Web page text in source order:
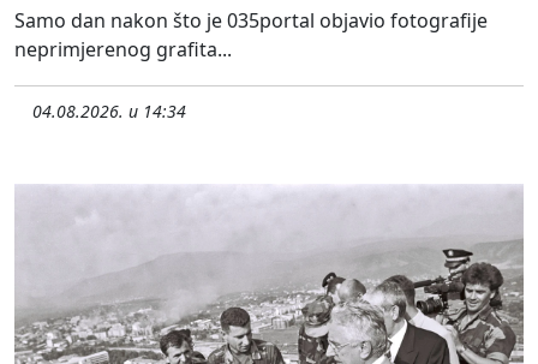
Samo dan nakon što je 035portal objavio fotografije
neprimjerenog grafita...
04.08.2026. u 14:34